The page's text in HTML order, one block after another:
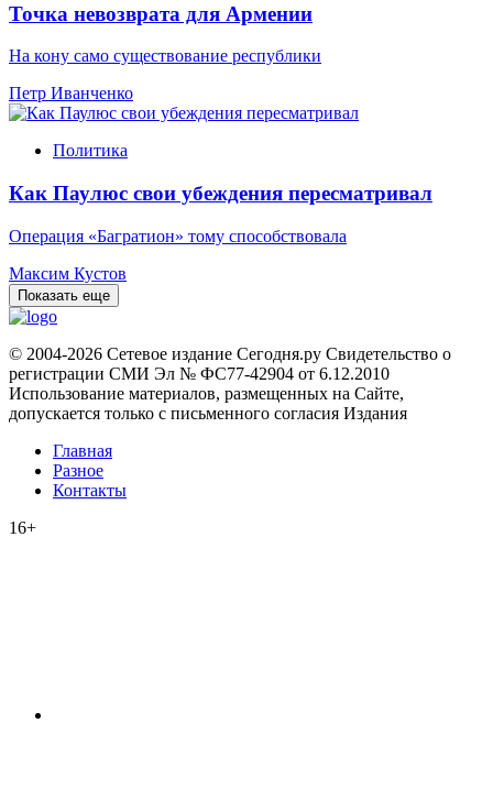
Точка невозврата для Армении
На кону само существование республики
Петр Иванченко
Политика
Как Паулюс свои убеждения пересматривал
Операция «Багратион» тому способствовала
Максим Кустов
Показать еще
© 2004-2026 Сетевое издание Сегодня.ру Свидетельство о
регистрации СМИ Эл № ФС77-42904 от 6.12.2010
Использование материалов, размещенных на Сайте,
допускается только с письменного согласия Издания
Главная
Разное
Контакты
16+